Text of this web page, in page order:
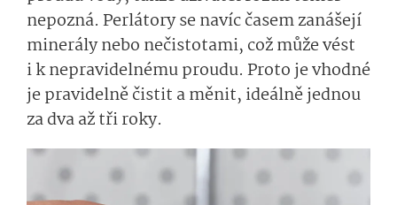
nepozná. Perlátory se navíc časem zanášejí
minerály nebo nečistotami, což může vést
i k nepravidelnému proudu. Proto je vhodné
je pravidelně čistit a měnit, ideálně jednou
za dva až tři roky.